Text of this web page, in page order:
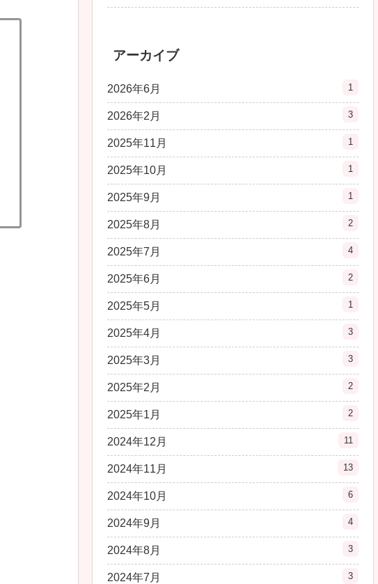
アーカイブ
2026年6月 1
2026年2月 3
2025年11月 1
2025年10月 1
2025年9月 1
2025年8月 2
2025年7月 4
2025年6月 2
2025年5月 1
2025年4月 3
2025年3月 3
2025年2月 2
2025年1月 2
2024年12月 11
2024年11月 13
2024年10月 6
2024年9月 4
2024年8月 3
2024年7月 3